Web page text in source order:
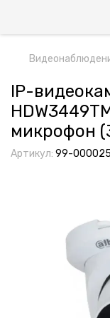
IP-
микрофон
Артикул: 99-